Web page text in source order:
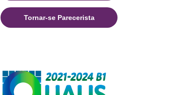
Tornar-se Parecerista